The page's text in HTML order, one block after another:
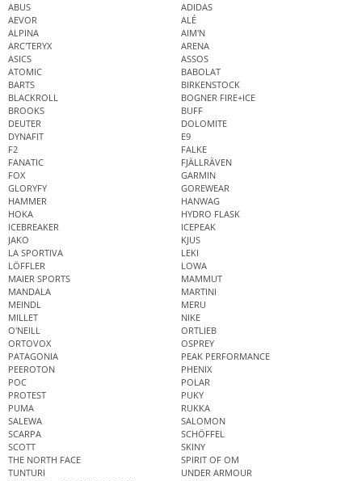
ABUS
ADIDAS
AEVOR
ALÉ
ALPINA
AIM'N
ARC'TERYX
ARENA
ASICS
ASSOS
ATOMIC
BABOLAT
BARTS
BIRKENSTOCK
BLACKROLL
BOGNER FIRE+ICE
BROOKS
BUFF
DEUTER
DOLOMITE
DYNAFIT
E9
F2
FALKE
FANATIC
FJÄLLRÄVEN
FOX
GARMIN
GLORYFY
GOREWEAR
HAMMER
HANWAG
HOKA
HYDRO FLASK
ICEBREAKER
ICEPEAK
JAKO
KJUS
LA SPORTIVA
LEKI
LÖFFLER
LOWA
MAIER SPORTS
MAMMUT
MANDALA
MARTINI
MEINDL
MERU
MILLET
NIKE
O'NEILL
ORTLIEB
ORTOVOX
OSPREY
PATAGONIA
PEAK PERFORMANCE
PEEROTON
PHENIX
POC
POLAR
PROTEST
PUKY
PUMA
RUKKA
SALEWA
SALOMON
SCARPA
SCHÖFFEL
SCOTT
SKINY
THE NORTH FACE
SPIRIT OF OM
TUNTURI
UNDER ARMOUR